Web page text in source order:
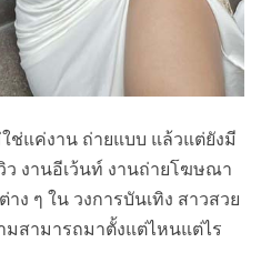
ช่แค่งาน ถ่ายแบบ แล้วแต่ยังมี
ว งานอีเว้นท์ งานถ่ายโฆษณา
ง ๆ ใน วงการบันเทิง สาวสวย
สามารถมาตั้งแต่ไหนแต่ไร